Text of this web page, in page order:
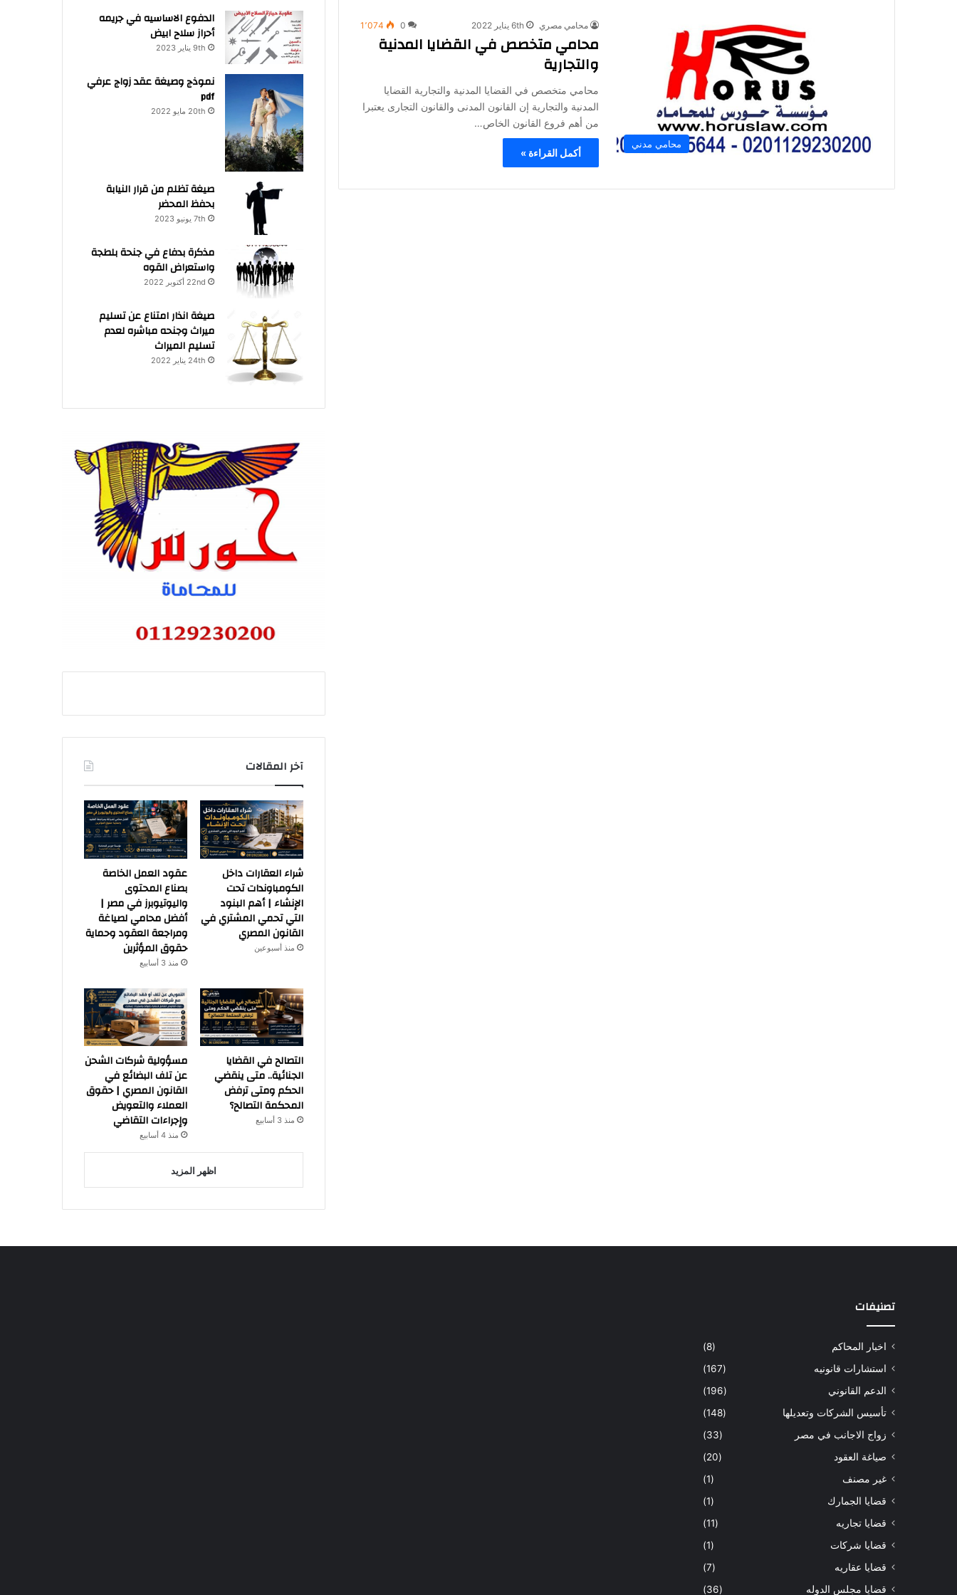
محامي مدني
محامي مصري 6th يناير 2022 0 1٬074
محامي متخصص في القضايا المدنية
والتجارية
محامي متخصص في القضايا المدنية والتجارية القضايا
المدنية والتجارية إن القانون المدنى والقانون التجارى يعتبرا
من أهم فروع القانون الخاص…
أكمل القراءة »
الدفوع الاساسيه في جريمه
أحراز سلاح ابيض
9th يناير 2023
نموذج وصيغة عقد زواج عرفي
pdf
20th مايو 2022
صيغة تظلم من قرار النيابة
بحفظ المحضر
7th يونيو 2023
مذكرة بدفاع في جنحة بلطجة
واستعراض القوه
22nd أكتوبر 2022
صيغة انذار امتناع عن تسليم
ميراث وجنحه مباشره لعدم
تسليم الميراث
24th يناير 2022
آخر المقالات
شراء العقارات داخل
الكومباوندات تحت
الإنشاء | أهم البنود
التي تحمي المشتري في
القانون المصري
منذ أسبوعين
عقود العمل الخاصة
بصناع المحتوى
واليوتيوبرز في مصر |
أفضل محامي لصياغة
ومراجعة العقود وحماية
حقوق المؤثرين
منذ 3 أسابيع
التصالح في القضايا
الجنائية.. متى ينقضي
الحكم ومتى ترفض
المحكمة التصالح؟
منذ 3 أسابيع
مسؤولية شركات الشحن
عن تلف البضائع في
القانون المصري | حقوق
العملاء والتعويض
وإجراءات التقاضي
منذ 4 أسابيع
اظهر المزيد
تصنيفات
اخبار المحاكم
(8)
استشارات قانونيه
(167)
الدعم القانوني
(196)
تأسيس الشركات وتعديلها
(148)
زواج الاجانب في مصر
(33)
صياغة العقود
(20)
غير مصنف
(1)
قضايا الجمارك
(1)
قضايا تجاريه
(11)
قضايا شركات
(1)
قضايا عقاريه
(7)
قضايا مجلس الدوله
(36)